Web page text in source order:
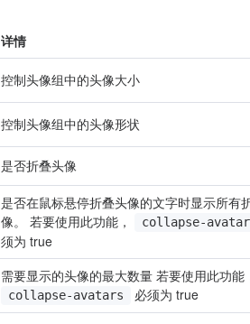
详情
控制头像组中的头像大小
控制头像组中的头像形状
是否折叠头像
是否在鼠标悬停折叠头像的文字时显示所有
像。 若要使用此功能，
collapse-
须为 true
collapse-avatars 必须为 true